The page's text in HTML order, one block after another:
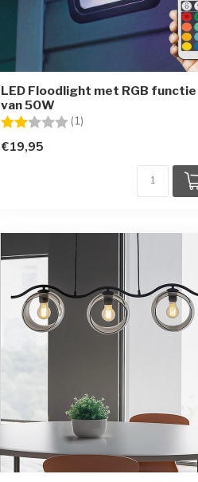
LED Floodlight met RGB functie
van 50W
Beoordeling: (1)
€19,95